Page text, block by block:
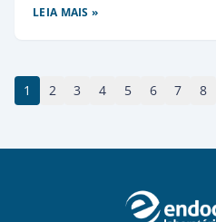
LEIA MAIS »
1 2 3 4 5 6 7 8